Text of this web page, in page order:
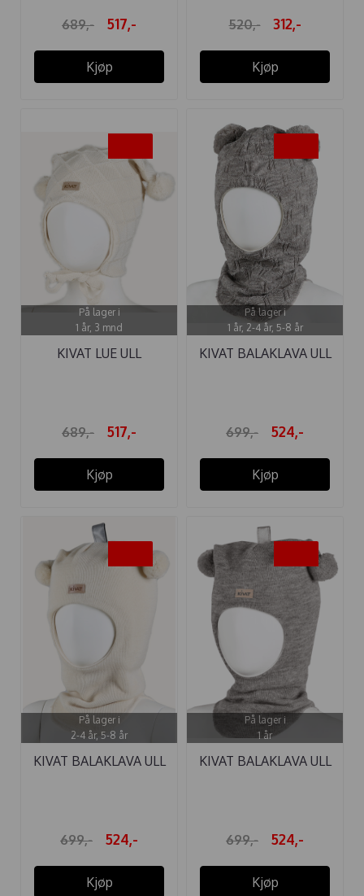
689,- 517,-
Kjøp
520,- 312,-
Kjøp
På lager i
1 år, 3 mnd
KIVAT LUE ULL
689,- 517,-
Kjøp
På lager i
1 år, 2-4 år, 5-8 år
KIVAT BALAKLAVA ULL
699,- 524,-
Kjøp
På lager i
2-4 år, 5-8 år
KIVAT BALAKLAVA ULL
699,- 524,-
Kjøp
På lager i
1 år
KIVAT BALAKLAVA ULL
699,- 524,-
Kjøp